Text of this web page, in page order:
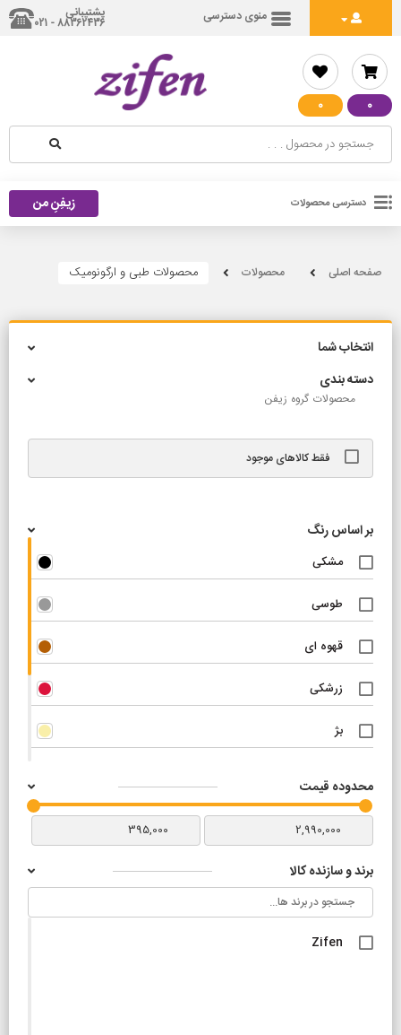
منوی دسترسی پشتیبانی
88362436 - 021
0
0
دسترسی محصولات زیفِنِ من
صفحه اصلی محصولات محصولات طبی و ارگونومیک
انتخاب شما
دسته بندی
محصولات گروه زیفن
فقط کالاهای موجود
بر اساس رنگ
مشکی
طوسی
قهوه ای
زرشکی
بژ
قرمز
بنفش یاسی
سبز
محدوده قیمت
برند و سازنده کالا
Zifen